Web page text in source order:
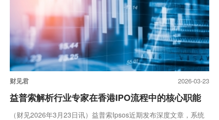
财见君 2026-03-23
益普索解析行业专家在香港IPO流程中的核心职能
（财见2026年3月23日讯）益普索Ipsos近期发布深度文章，系统